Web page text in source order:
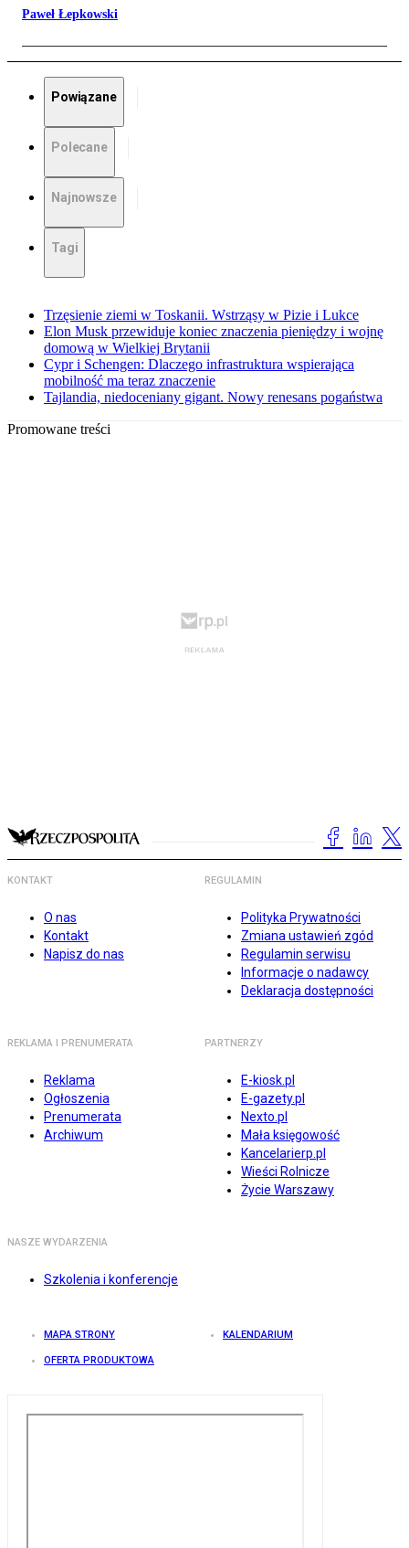
Paweł Łepkowski
Powiązane
Polecane
Najnowsze
Tagi
Trzęsienie ziemi w Toskanii. Wstrząsy w Pizie i Lukce
Elon Musk przewiduje koniec znaczenia pieniędzy i wojnę
domową w Wielkiej Brytanii
Cypr i Schengen: Dlaczego infrastruktura wspierająca
mobilność ma teraz znaczenie
Tajlandia, niedoceniany gigant. Nowy renesans pogaństwa
Promowane treści
KONTAKT
O nas
Kontakt
Napisz do nas
REGULAMIN
Polityka Prywatności
Zmiana ustawień zgód
Regulamin serwisu
Informacje o nadawcy
Deklaracja dostępności
REKLAMA I PRENUMERATA
Reklama
Ogłoszenia
Prenumerata
Archiwum
PARTNERZY
E-kiosk.pl
E-gazety.pl
Nexto.pl
Mała księgowość
Kancelarierp.pl
Wieści Rolnicze
Życie Warszawy
NASZE WYDARZENIA
Szkolenia i konferencje
MAPA STRONY KALENDARIUM
OFERTA PRODUKTOWA